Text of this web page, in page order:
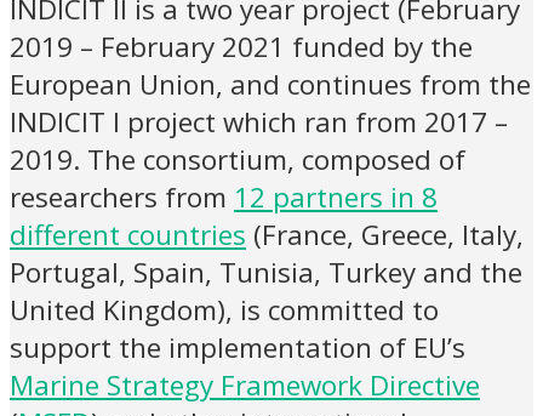
INDICIT II is a two year project (February
2019 – February 2021 funded by the
European Union, and continues from the
INDICIT I project which ran from 2017 –
2019. The consortium, composed of
researchers from 12 partners in 8
different countries (France, Greece, Italy,
Portugal, Spain, Tunisia, Turkey and the
United Kingdom), is committed to
support the implementation of EU’s
Marine Strategy Framework Directive